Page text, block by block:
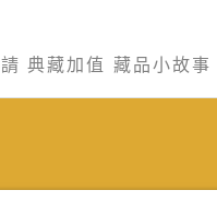
典藏加值 藏品小故事